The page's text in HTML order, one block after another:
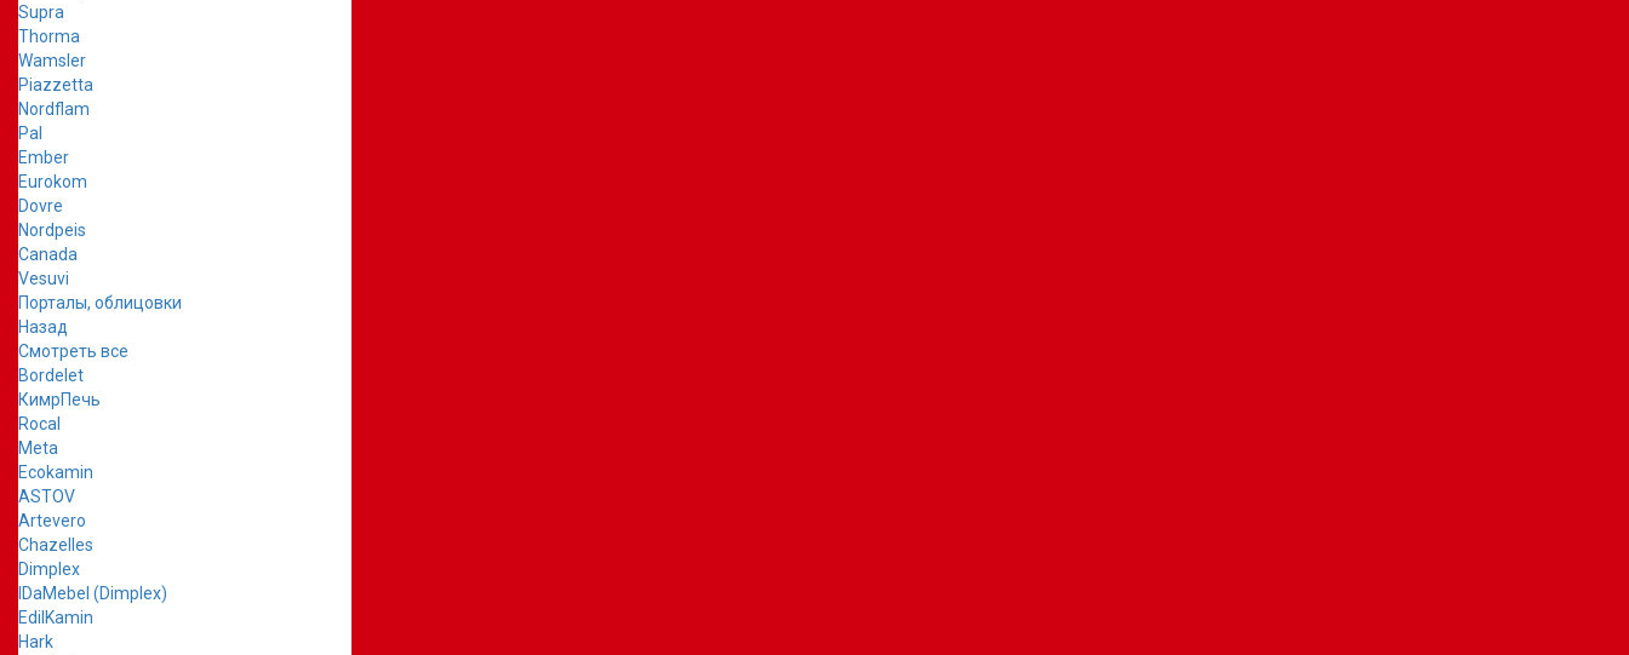
Supra
Thorma
Wamsler
Piazzetta
Nordflam
Pal
Ember
Eurokom
Dovre
Nordpeis
Canada
Vesuvi
Порталы, облицовки
Назад
Смотреть все
Bordelet
КимрПечь
Rocal
Meta
Ecokamin
ASTOV
Artevero
Chazelles
Dimplex
IDaMebel (Dimplex)
EdilKamin
Hark